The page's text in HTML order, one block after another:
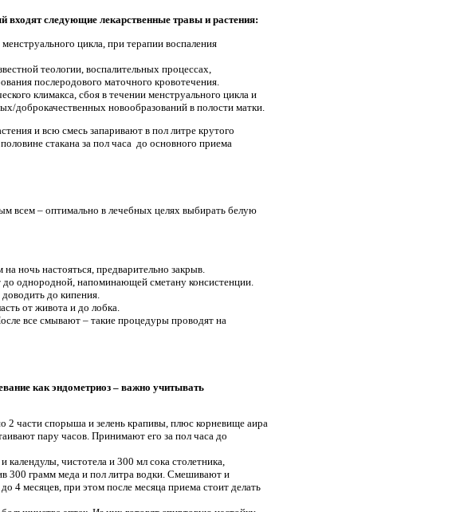
входят следующие лекарственные травы и растения:
цикла, при терапии воспаления
теологии, воспалительных процессах,
послеродового маточного кровотечения.
климакса, сбоя в течении менструального цикла и
доброкачественных новообразований в полости матки.
и всю смесь запаривают в пол литре крутого
стакана за пол часа до основного приема
всем – оптимально в лечебных целях выбирать белую
ночь настояться, предварительно закрыв.
до однородной, напоминающей сметану консистенции.
доводить до кипения.
от живота и до лобка.
все смывают – такие процедуры проводят на
как эндометриоз – важно учитывать
2 части спорыша и зелень крапивы, плюс корневище аира
пару часов. Принимают его за пол часа до
чистотела и 300 мл сока столетника,
300 грамм меда и пол литра водки. Смешивают и
4 месяцев, при этом после месяца приема стоит делать